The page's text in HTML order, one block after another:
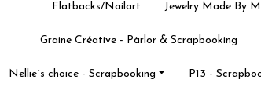
Flatbacks/Nailart Jewelry Made By
Graine Créative - Pärlor & Scrapbooking
Nellie´s choice - Scrapbooking P13 -